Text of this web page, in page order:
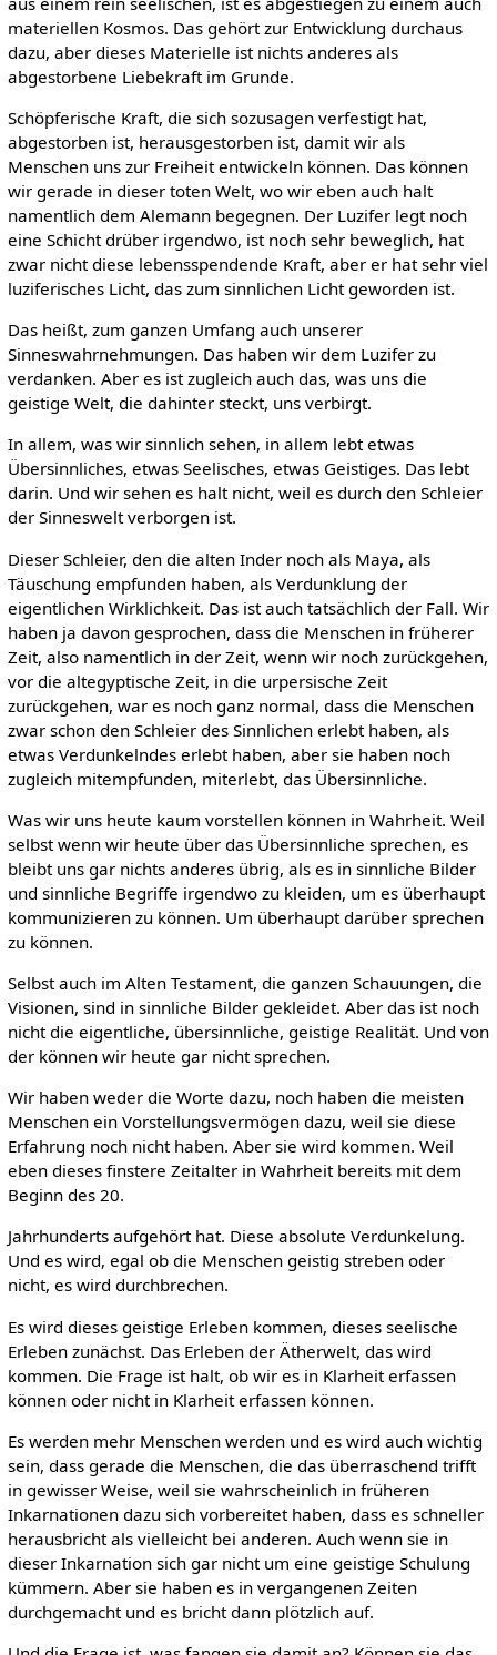
materiellen Kosmos. Das gehört zur Entwicklung durchaus
dazu, aber dieses Materielle ist nichts anderes als
abgestorbene Liebekraft im Grunde.
Schöpferische Kraft, die sich sozusagen verfestigt hat,
abgestorben ist, herausgestorben ist, damit wir als
Menschen uns zur Freiheit entwickeln können. Das können
wir gerade in dieser toten Welt, wo wir eben auch halt
namentlich dem Alemann begegnen. Der Luzifer legt noch
eine Schicht drüber irgendwo, ist noch sehr beweglich, hat
zwar nicht diese lebensspendende Kraft, aber er hat sehr viel
luziferisches Licht, das zum sinnlichen Licht geworden ist.
Das heißt, zum ganzen Umfang auch unserer
Sinneswahrnehmungen. Das haben wir dem Luzifer zu
verdanken. Aber es ist zugleich auch das, was uns die
geistige Welt, die dahinter steckt, uns verbirgt.
In allem, was wir sinnlich sehen, in allem lebt etwas
Übersinnliches, etwas Seelisches, etwas Geistiges. Das lebt
darin. Und wir sehen es halt nicht, weil es durch den Schleier
der Sinneswelt verborgen ist.
Dieser Schleier, den die alten Inder noch als Maya, als
Täuschung empfunden haben, als Verdunklung der
eigentlichen Wirklichkeit. Das ist auch tatsächlich der Fall. Wir
haben ja davon gesprochen, dass die Menschen in früherer
Zeit, also namentlich in der Zeit, wenn wir noch zurückgehen,
vor die altegyptische Zeit, in die urpersische Zeit
zurückgehen, war es noch ganz normal, dass die Menschen
zwar schon den Schleier des Sinnlichen erlebt haben, als
etwas Verdunkelndes erlebt haben, aber sie haben noch
zugleich mitempfunden, miterlebt, das Übersinnliche.
Was wir uns heute kaum vorstellen können in Wahrheit. Weil
selbst wenn wir heute über das Übersinnliche sprechen, es
bleibt uns gar nichts anderes übrig, als es in sinnliche Bilder
und sinnliche Begriffe irgendwo zu kleiden, um es überhaupt
kommunizieren zu können. Um überhaupt darüber sprechen
zu können.
Selbst auch im Alten Testament, die ganzen Schauungen, die
Visionen, sind in sinnliche Bilder gekleidet. Aber das ist noch
nicht die eigentliche, übersinnliche, geistige Realität. Und von
der können wir heute gar nicht sprechen.
Wir haben weder die Worte dazu, noch haben die meisten
Menschen ein Vorstellungsvermögen dazu, weil sie diese
Erfahrung noch nicht haben. Aber sie wird kommen. Weil
eben dieses finstere Zeitalter in Wahrheit bereits mit dem
Beginn des 20.
Jahrhunderts aufgehört hat. Diese absolute Verdunkelung.
Und es wird, egal ob die Menschen geistig streben oder
nicht, es wird durchbrechen.
Es wird dieses geistige Erleben kommen, dieses seelische
Erleben zunächst. Das Erleben der Ätherwelt, das wird
kommen. Die Frage ist halt, ob wir es in Klarheit erfassen
können oder nicht in Klarheit erfassen können.
Es werden mehr Menschen werden und es wird auch wichtig
sein, dass gerade die Menschen, die das überraschend trifft
in gewisser Weise, weil sie wahrscheinlich in früheren
Inkarnationen dazu sich vorbereitet haben, dass es schneller
herausbricht als vielleicht bei anderen. Auch wenn sie in
dieser Inkarnation sich gar nicht um eine geistige Schulung
kümmern. Aber sie haben es in vergangenen Zeiten
durchgemacht und es bricht dann plötzlich auf.